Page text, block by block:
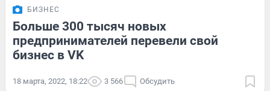
БИЗНЕС
Больше 300 тысяч новых
предпринимателей перевели свой
бизнес в VK
18 марта, 2022, 18:22 3 566 Обсудить